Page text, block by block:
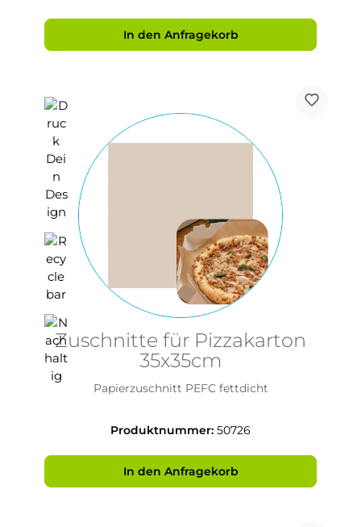
In den Anfragekorb
Zuschnitte für Pizzakarton
35x35cm
Papierzuschnitt PEFC fettdicht
Produktnummer: 50726
In den Anfragekorb